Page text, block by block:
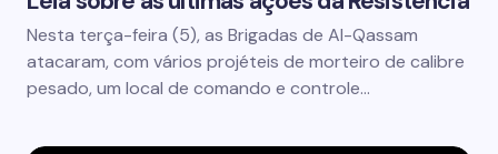
Nesta terça-feira (5), as Brigadas de Al-Qassam
atacaram, com vários projéteis de morteiro de calibre
pesado, um local de comando e controle…